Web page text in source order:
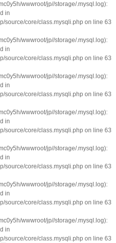
wwwroot/jp//storage/.mysql.log):
in
source/core/class.mysqli.php on line 63
wwwroot/jp//storage/.mysql.log):
in
source/core/class.mysqli.php on line 63
wwwroot/jp//storage/.mysql.log):
in
source/core/class.mysqli.php on line 63
wwwroot/jp//storage/.mysql.log):
in
source/core/class.mysqli.php on line 63
wwwroot/jp//storage/.mysql.log):
in
source/core/class.mysqli.php on line 63
wwwroot/jp//storage/.mysql.log):
in
source/core/class.mysqli.php on line 63
wwwroot/jp//storage/.mysql.log):
in
source/core/class.mysqli.php on line 63